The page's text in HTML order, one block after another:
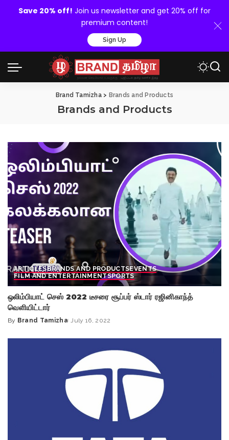
Save 20% off! Join us newsletter and get 20% off for
premium content!
Sign Up
Brand Tamizha> Brands and Products
Brands and Products
ARTICLESBRANDS AND PRODUCTSEVENTS
FILM AND ENTERTAINMENTSPORTS
ஒலிம்பியாட் செஸ் 2022 டீசரை சூப்பர் ஸ்டார் ரஜினிகாந்த்
வெளியிட்டார்
Posted
By Brand Tamizha July 16, 2022